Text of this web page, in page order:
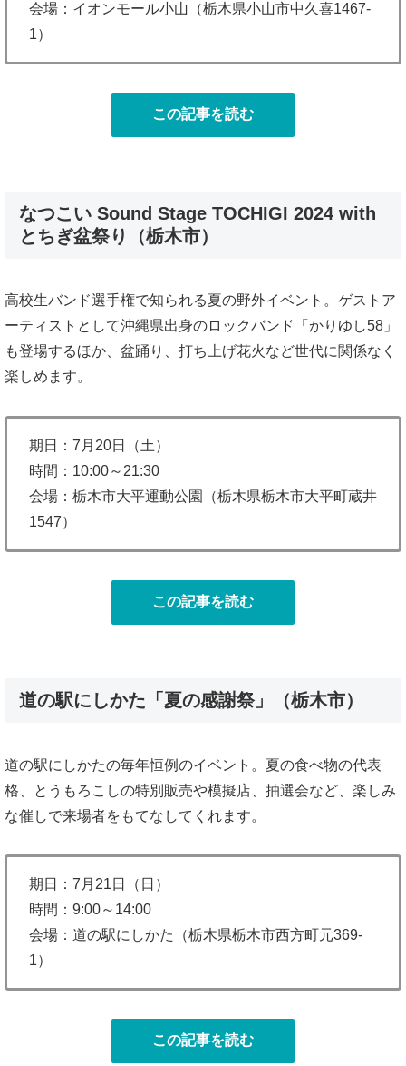
会場：イオンモール小山（栃木県小山市中久喜1467-
1）
この記事を読む
なつこい Sound Stage TOCHIGI 2024 with
とちぎ盆祭り（栃木市）
高校生バンド選手権で知られる夏の野外イベント。ゲストア
ーティストとして沖縄県出身のロックバンド「かりゆし58」
も登場するほか、盆踊り、打ち上げ花火など世代に関係なく
楽しめます。
期日：7月20日（土）
時間：10:00～21:30
会場：栃木市大平運動公園（栃木県栃木市大平町蔵井
1547）
この記事を読む
道の駅にしかた「夏の感謝祭」（栃木市）
道の駅にしかたの毎年恒例のイベント。夏の食べ物の代表
格、とうもろこしの特別販売や模擬店、抽選会など、楽しみ
な催しで来場者をもてなしてくれます。
期日：7月21日（日）
時間：9:00～14:00
会場：道の駅にしかた（栃木県栃木市西方町元369-
1）
この記事を読む